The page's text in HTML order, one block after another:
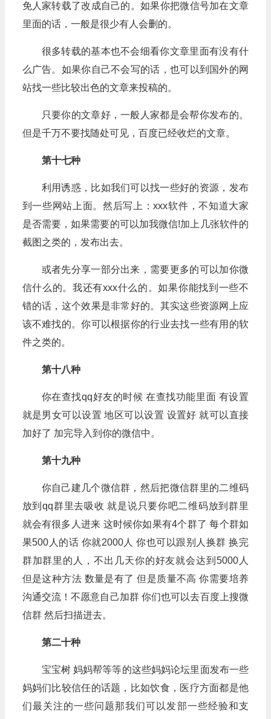
免人家转载了改成自己的。如果你把微信号加在文章
里面的话，一般是很少有人会删的。
很多转载的基本也不会细看你文章里面有没有什
么广告。如果你自己不会写的话，也可以到国外的网
站找一些比较出色的文章来投稿的。
只要你的文章好，一般人家都是会帮你发布的。
但是千万不要找随处可见，百度已经收烂的文章。
第十七种
利用诱惑，比如我们可以找一些好的资源，发布
到一些网站上面。然后写上：xxx软件，不知道大家
是否需要，如果需要的可以加我微信!加上几张软件的
截图之类的，发布出去。
或者先分享一部分出来，需要更多的可以加你微
信什么的。我还有xxx什么的。如果你能找到一些不
错的话，这个效果是非常好的。其实这些资源网上应
该不难找的。你可以根据你的行业去找一些有用的软
件之类的。
第十八种
你在查找qq好友的时候 在查找功能里面 有设置
就是男女可以设置 地区可以设置 设置好 就可以直接
加好了 加完导入到你的微信中。
第十九种
你自己建几个微信群，然后把微信群里的二维码
放到qq群里去吸收 就是说只要你吧二维码放到群里
就会有很多人进来 这时候你如果有4个群了 每个群如
果500人的话 你就2000人 你也可以跟别人换群 换完
群加群里的人，不出几天你的好友就会达到5000人
但是这种方法 数量是有了 但是质量不高 你需要培养
沟通交流！不愿意自己加群 你们也可以去百度上搜微
信群 然后扫描进去。
第二十种
宝宝树 妈妈帮等等的这些妈妈论坛里面发布一些
妈妈们比较信任的话题，比如饮食，医疗方面都是他
们最关注的一些问题那我们可以发部一些经验和支